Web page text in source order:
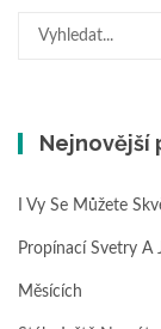
Nejnovější
I Vy Se Můžete
Propínací Svetry A
Měsících